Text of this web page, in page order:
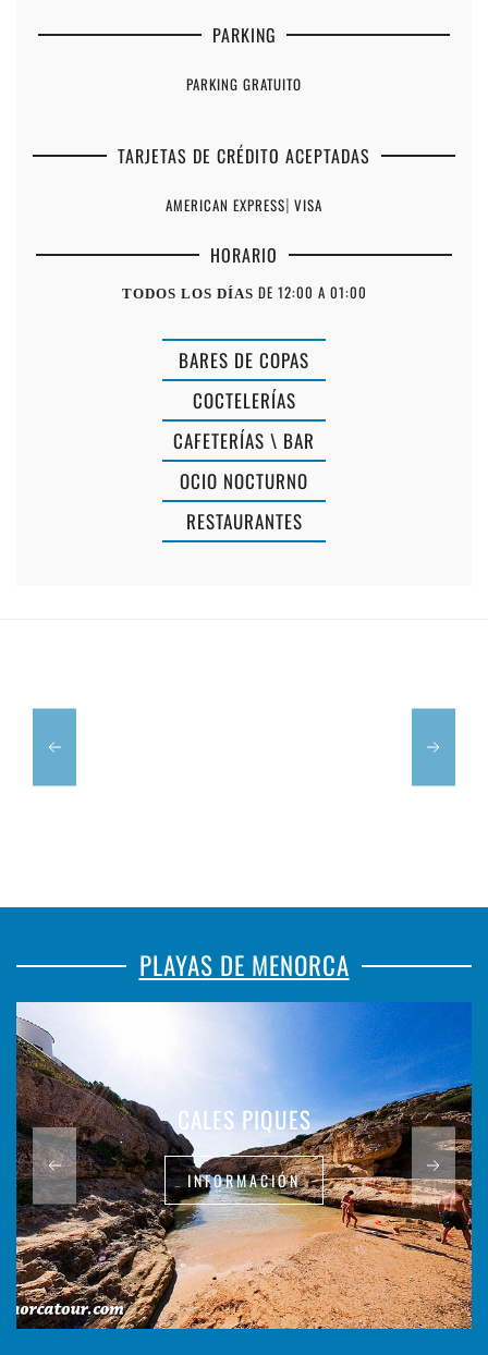
PARKING
PARKING GRATUITO
TARJETAS DE CRÉDITO ACEPTADAS
AMERICAN EXPRESS| VISA
HORARIO
TODOS LOS DÍAS DE 12:00 A 01:00
BARES DE COPAS
COCTELERÍAS
CAFETERÍAS \ BAR
OCIO NOCTURNO
RESTAURANTES
PLAYAS DE MENORCA
CALES PIQUES
INFORMACIÓN